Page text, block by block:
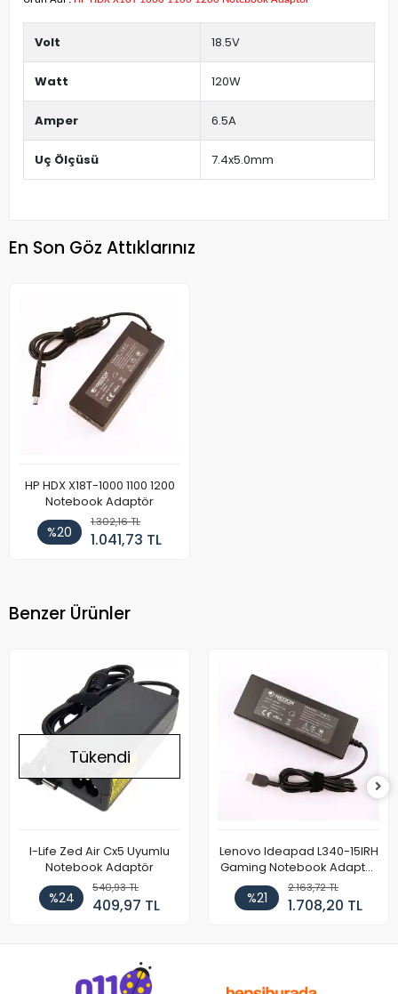
Volt 18.5V
Watt 120W
Amper 6.5A
Uç Ölçüsü 7.4x5.0mm
En Son Göz Attıklarınız
HP HDX X18T-1000 1100 1200
Notebook Adaptör
%20
1.302,16 TL
1.041,73 TL
Benzer Ürünler
Tükendi
I-Life Zed Air Cx5 Uyumlu
Notebook Adaptör
%24
540,93 TL
409,97 TL
Lenovo Ideapad L340-15IRH
Gaming Notebook Adaptör
Cihazı Şarj Aleti (150W)
%21
2.163,72 TL
1.708,20 TL